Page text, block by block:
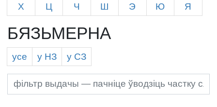
Х
Ц Ч Ш Э Ю Я
БЯЗЬМЕРНА
усе у НЗ у СЗ